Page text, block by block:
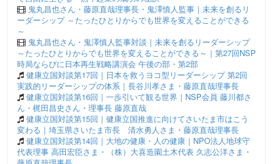
鬼丸昌也さん・藤原直哉理事長・鬼澤慎人監事｜未来を創るリ
ーダーシップ ～たったひとりからでも世界を変えることができる
～
鬼丸昌也さん・鬼澤慎人監事対談｜未来を創るリーダーシップ
～たったひとりからでも世界を変えることができる～｜第27回NSP
時局ならびに日本再生戦略講演会 午後の部・第2部
健康立国対談第17回｜日本を救うヨコ型リーダーシップ 第2回
実践的リーダーシップの体系｜長谷川孝さま・藤原直哉理事長
健康立国対談第16回｜一歩引いて観る世界｜NSP会員 藤川都さ
ん・梶田昌史さん・理事長 藤原直哉
健康立国対談第15回｜健康立国推進に向けてさいたま市はこう
変わる｜埼玉県さいたま市長 清水勇人さま・藤原直哉理事長
健康立国対談第14回｜大地の健康・人の健康｜NPO法人地球守
代表理事 高田宏臣さま・（株）大喜造園土木代表 久志公洋さま・